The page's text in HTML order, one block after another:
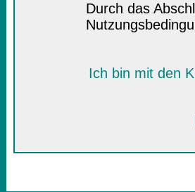
Durch das
Ich bin mit den